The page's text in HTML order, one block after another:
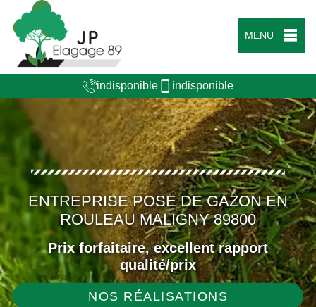
MENU
indisponible indisponible
ENTREPRISE POSE DE GAZON EN
ROULEAU MALIGNY 89800
Prix forfaitaire, excellent rapport
qualité/prix
NOS RÉALISATIONS